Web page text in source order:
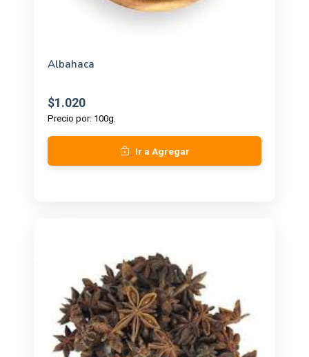
Albahaca
$1.020
Precio por: 100g.
Ir a Agregar